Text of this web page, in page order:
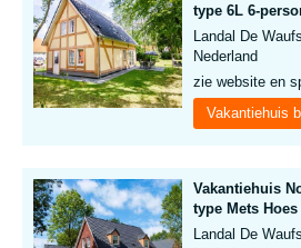
type 6L 6-
Landal De
Nederland
zie website en
Vakantiehuis
Vakantiehuis
type Mets
Landal De